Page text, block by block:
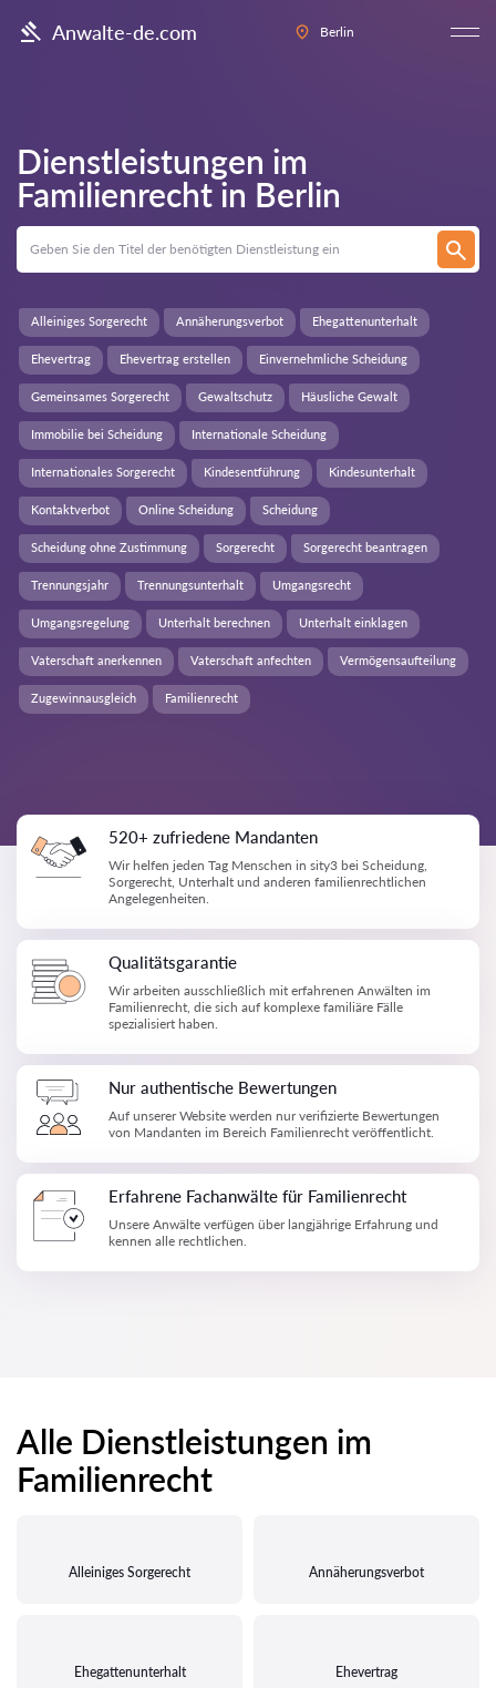
Anwalte-de.com Berlin
Dienstleistungen im
Familienrecht in Berlin
Familienrecht
Alleiniges Sorgerecht Annäherungsverbot Ehegattenunterhalt
Ehevertrag Ehevertrag erstellen Einvernehmliche Scheidung
Gemeinsames Sorgerecht Gewaltschutz Häusliche Gewalt
Immobilie bei Scheidung Internationale Scheidung
Internationales Sorgerecht Kindesentführung Kindesunterhalt
Kontaktverbot Online Scheidung Scheidung
Scheidung ohne Zustimmung Sorgerecht Sorgerecht beantragen
Trennungsjahr Trennungsunterhalt Umgangsrecht
Umgangsregelung Unterhalt berechnen Unterhalt einklagen
Vaterschaft anerkennen Vaterschaft anfechten Vermögensaufteilung
Zugewinnausgleich
520+ zufriedene Mandanten
Wir helfen jeden Tag Menschen in sity3 bei Scheidung,
Sorgerecht, Unterhalt und anderen familienrechtlichen
Angelegenheiten.
Qualitätsgarantie
Wir arbeiten ausschließlich mit erfahrenen Anwälten im
Familienrecht, die sich auf komplexe familiäre Fälle
spezialisiert haben.
Nur authentische Bewertungen
Auf unserer Website werden nur verifizierte Bewertungen
von Mandanten im Bereich Familienrecht veröffentlicht.
Erfahrene Fachanwälte für Familienrecht
Unsere Anwälte verfügen über langjährige Erfahrung und
kennen alle rechtlichen.
Alle Dienstleistungen im
Familienrecht
Alleiniges Sorgerecht Annäherungsverbot
Ehegattenunterhalt Ehevertrag